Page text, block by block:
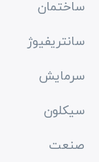
ساختمان
سانتریفیوژ
سرمایش
سیکلون
صنعت